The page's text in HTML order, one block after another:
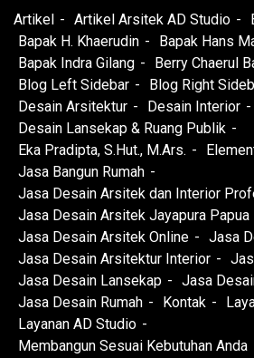
Artikel Artikel Arsitek AD Studio
Bapak H. Khaerudin
Bapak Hans
Bapak Indra Gilang
Berry Chaerul
Blog Left Sidebar
Blog Right
Desain Arsitektur
Desain Interior
Desain Lansekap & Ruang Publik
Eka Pradipta, S.Hut., M.Ars.
Jasa Bangun Rumah
Jasa Desain Arsitek dan Interior
Jasa Desain Arsitek Jayapura Papua
Jasa Desain Arsitek Online
Jasa
Jasa Desain Arsitektur Interior
Jasa Desain Lansekap
Jasa
Jasa Desain Rumah
Kontak
Layanan AD Studio
Membangun Sesuai Kebutuhan Anda